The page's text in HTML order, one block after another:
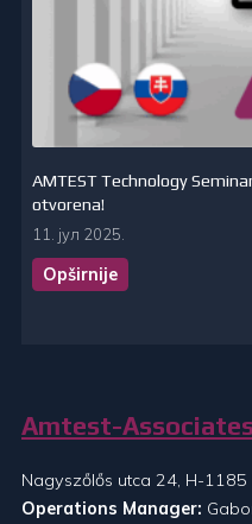
AMTEST Technology
otvorena!
11. јул 2025.
Opširnije
Amtest-
Nagyszőlős utca 24, H-
Operations Manager: